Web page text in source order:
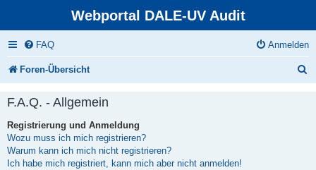
Webportal DALE-UV Audit
FAQ Anmelden
Foren-Übersicht
F.A.Q. - Allgemein
Registrierung und Anmeldung
Wozu muss ich mich registrieren?
Warum kann ich mich nicht registrieren?
Ich habe mich registriert, kann mich aber nicht anmelden!